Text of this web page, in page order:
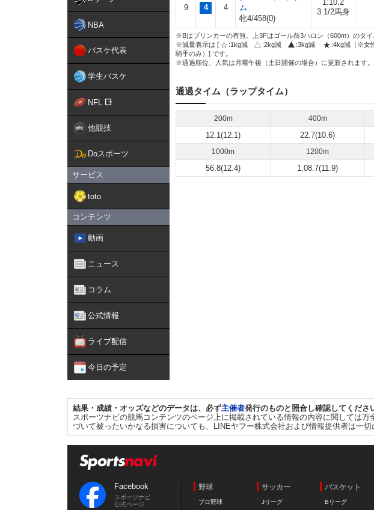
NBA
バスケ代表
学生バスケ
NFL
他競技
Doスポーツ
サービス
toto
コンテンツ
動画
ニュース
コラム
公式情報
ライブ配信
今日の予定
9 4 4
ム
牝4/458(0)
1:10.2
3 1/2馬身
※Bはブリンカーの有無。上3Fはゴール前3ハロン（600m）のタイ
※減量表示は [
:1kg減 :2kg減 :3kg減 :4kg減（※女
騎手のみ）] です。
※通過順位、人気は月曜午後（土日開催の場合）に更新されます。
通過タイム（ラップタイム）
200m 400m
12.1(12.1) 22.7(10.6)
1000m 1200m
56.8(12.4) 1:08.7(11.9)
結果・成績・オッズなどのデータは、必ず主催者発行のものと照合し確認してくださ
スポーツナビの競馬コンテンツのページ上に掲載されている情報の内容に関しては
づいて被ったいかなる損害についても、LINEヤフー株式会社および情報提供者は一切
Facebook
スポーツナビ
公式ページ
野球
プロ野球
サッカー
Jリーグ
バスケット
Bリーグ